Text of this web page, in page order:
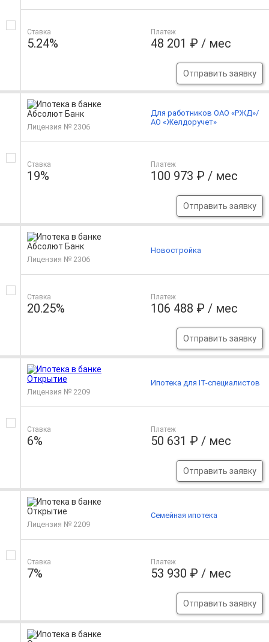
Ставка
5.24%
Платеж
48 201 ₽ / мес
Отправить заявку
Лицензия № 2306
Ставка
19%
Платеж
100 973 ₽ / мес
Отправить заявку
Для работников ОАО «РЖД»/
АО «Желдоручет»
Лицензия № 2306
Ставка
20.25%
Платеж
106 488 ₽ / мес
Отправить заявку
Новостройка
Лицензия № 2209
Ставка
6%
Платеж
50 631 ₽ / мес
Отправить заявку
Ипотека для IT-специалистов
Лицензия № 2209
Ставка
7%
Платеж
53 930 ₽ / мес
Отправить заявку
Семейная ипотека